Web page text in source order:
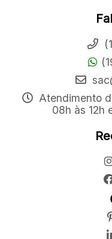
Atendimento
08h às 12h